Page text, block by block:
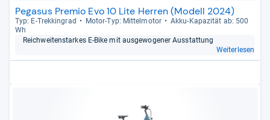
Pegasus Premio Evo 10 Lite Herren (Modell 2024)
Typ: E-​Trek­kin­grad Motor-​Typ: Mit­tel­mo­tor
Akku-​Kapa­zi­tät ab: 500
Wh
Reich­wei­ten­star­kes E-​Bike mit aus­ge­wo­ge­ner Aus­stat­tung
Weiterlesen